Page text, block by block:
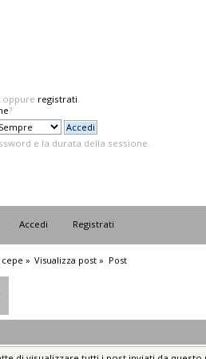
oppure registrati.
?
e la durata della sessione.
Accedi Registrati
» Visualizza post » Post